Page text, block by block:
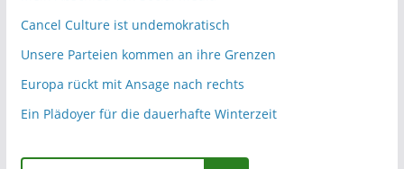
Cancel Culture ist undemokratisch
Unsere Parteien kommen an ihre Grenzen
Europa rückt mit Ansage nach rechts
Ein Plädoyer für die dauerhafte Winterzeit